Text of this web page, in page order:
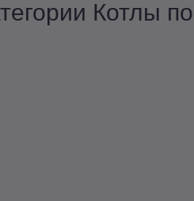
Котлы